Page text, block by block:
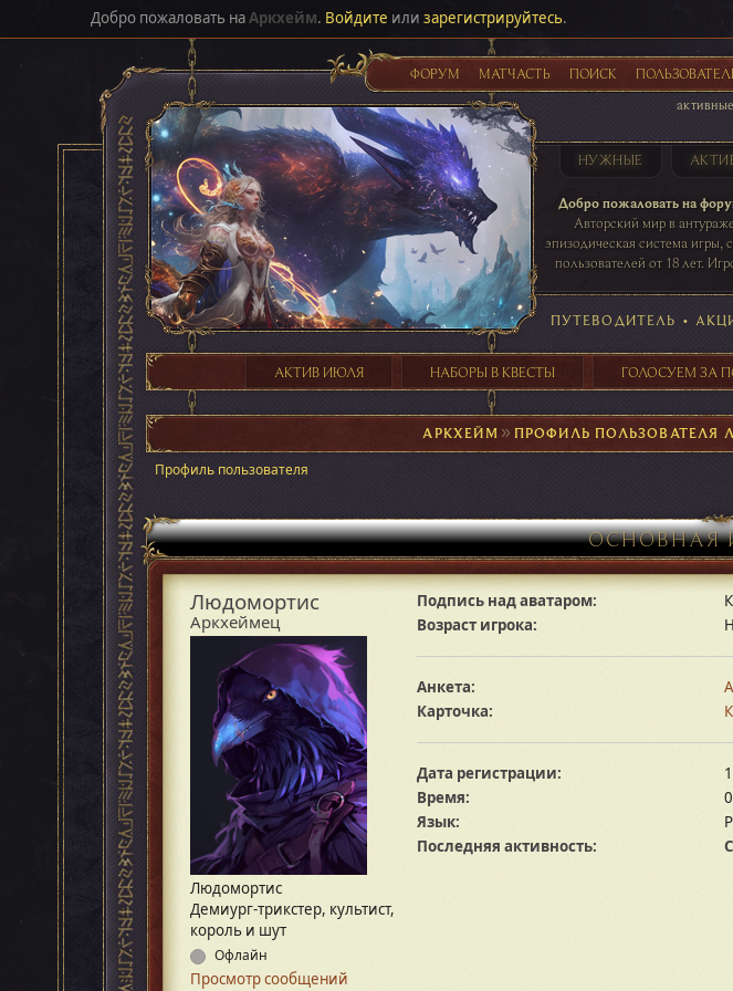
Добро пожаловать наАркхейм. Войдите или зарегистрируйтесь.
ФОРУМ МАТЧАСТЬ ПОИСК
активные
НУЖНЫЕ
Добро пожаловать на
Авторский мир в
эпизодическая система игры,
пользователей от 18 лет.
таблице
41 ПОСТОВ 31 ПОСТОВ
ПУТЕВОДИТЕЛЬ •
АКТИВ ИЮЛЯ НАБОРЫ В КВЕСТЫ ГОЛОСУЕМ ЗА
АРКХЕЙМ ►ПРОФИЛЬ ПОЛЬЗОВАТЕЛЯ
Профиль пользователя
ОСНОВНАЯ
Людомортис
Аркхеймец
Людомортис
Демиург-трикстер, культист,
король и шут
Офлайн
Просмотр сообщений
Подпись над аватаром:
Возраст игрока:
Анкета:
Карточка:
Дата регистрации:
Время:
Язык:
Последняя активность: